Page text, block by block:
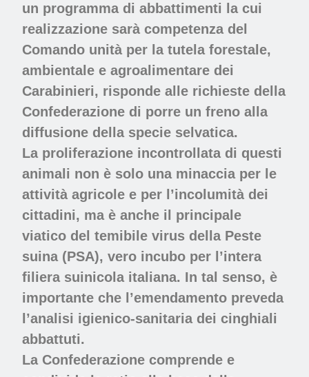
un programma di abbattimenti la cui
realizzazione sarà competenza del
Comando unità per la tutela forestale,
ambientale e agroalimentare dei
Carabinieri, risponde alle richieste della
Confederazione di porre un freno alla
diffusione della specie selvatica.
La proliferazione incontrollata di questi
animali non è solo una minaccia per le
attività agricole e per l’incolumità dei
cittadini, ma è anche il principale
viatico del temibile virus della Peste
suina (PSA), vero incubo per l’intera
filiera suinicola italiana. In tal senso, è
importante che l’emendamento preveda
l’analisi igienico-sanitaria dei cinghiali
abbattuti.
La Confederazione comprende e